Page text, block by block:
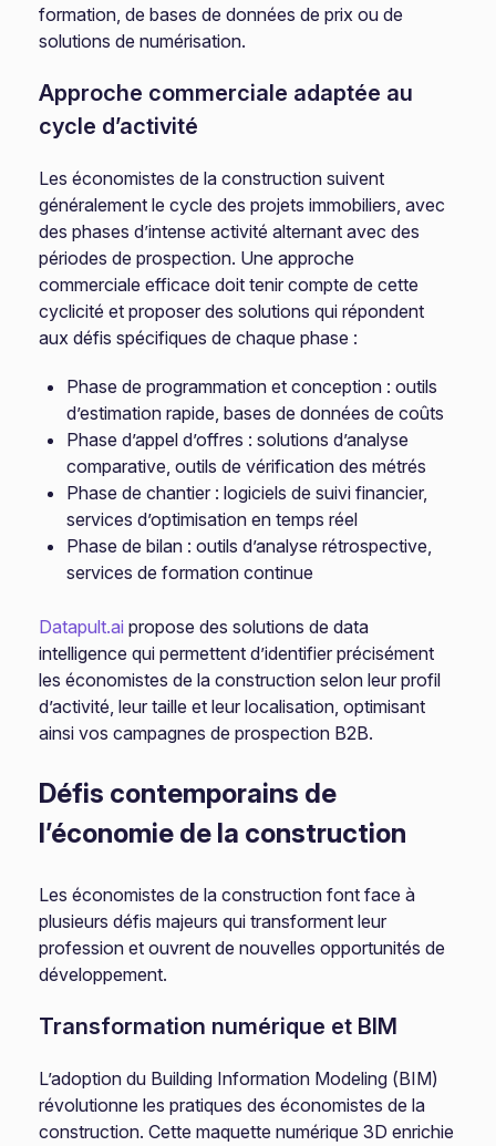
formation, de bases de données de prix ou de
solutions de numérisation.
Approche commerciale adaptée au
cycle d’activité
Les économistes de la construction suivent
généralement le cycle des projets immobiliers, avec
des phases d’intense activité alternant avec des
périodes de prospection. Une approche
commerciale efficace doit tenir compte de cette
cyclicité et proposer des solutions qui répondent
aux défis spécifiques de chaque phase :
Phase de programmation et conception : outils
d’estimation rapide, bases de données de coûts
Phase d’appel d’offres : solutions d’analyse
comparative, outils de vérification des métrés
Phase de chantier : logiciels de suivi financier,
services d’optimisation en temps réel
Phase de bilan : outils d’analyse rétrospective,
services de formation continue
Datapult.ai propose des solutions de data
intelligence qui permettent d’identifier précisément
les économistes de la construction selon leur profil
d’activité, leur taille et leur localisation, optimisant
ainsi vos campagnes de prospection B2B.
Défis contemporains de
l’économie de la construction
Les économistes de la construction font face à
plusieurs défis majeurs qui transforment leur
profession et ouvrent de nouvelles opportunités de
développement.
Transformation numérique et BIM
L’adoption du Building Information Modeling (BIM)
révolutionne les pratiques des économistes de la
construction. Cette maquette numérique 3D enrichie